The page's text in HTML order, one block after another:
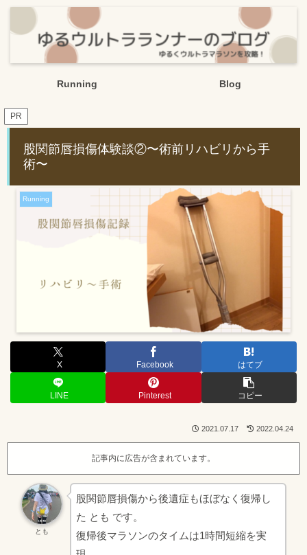
Running Blog
PR
股関節唇損傷体験談②〜術前リハビリから手
術〜
Running
X Facebook はてブ
LINE Pinterest コピー
2021.07.17 2022.04.24
記事内に広告が含まれています。
とも
股関節唇損傷から後遺症もほぼなく復帰し
た とも です。
復帰後マラソンのタイムは1時間短縮を実